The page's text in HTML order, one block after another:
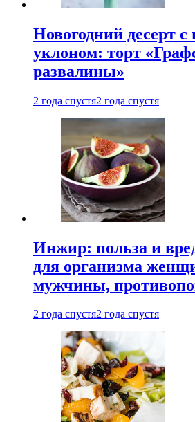
Новогодний десерт
уклоном: торт
развалины»
2 года спустя2 года спустя
Инжир: польза и
для организма
мужчины,
2 года спустя2 года спустя